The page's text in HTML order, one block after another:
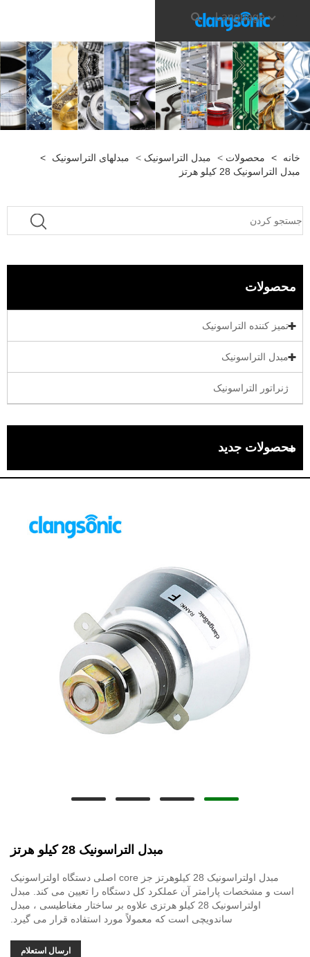
Language
خانه > محصولات > مبدل التراسونیک > مبدلهای التراسونیک
>
مبدل التراسونیک 28 کیلو هرتز
محصولات
تمیز کننده التراسونیک
مبدل التراسونیک
ژنراتور التراسونیک
محصولات جدید
مبدل التراسونیک 28 کیلو هرتز
مبدل اولتراسونیک 28 کیلوهرتز جز core اصلی دستگاه اولتراسونیک
است و مشخصات پارامتر آن عملکرد کل دستگاه را تعیین می کند. مبدل
اولتراسونیک 28 کیلو هرتزی علاوه بر ساختار مغناطیسی ، مبدل
ساندویچی است که معمولاً مورد استفاده قرار می گیرد.
ارسال استعلام